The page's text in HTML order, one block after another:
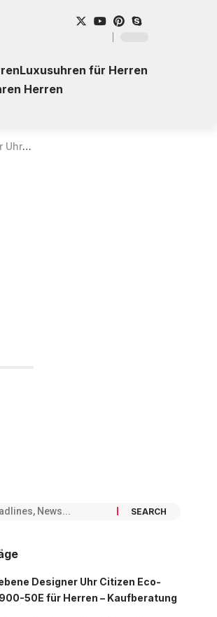
Luxusuhren für Herren
Herren
Kaufberatung
Designer Uhr Citizen Eco-
50E für Herren – Kaufberatung